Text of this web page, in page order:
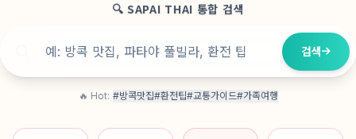
🔍 SAPAI THAI 통합 검색
검색
🔥 Hot: #방콕맛집#환전팁#교통가이드#가족여행